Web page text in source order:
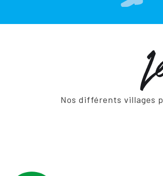
Nos différents villages